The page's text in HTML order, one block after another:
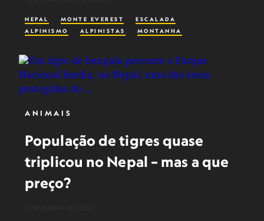
NEPAL MONTE EVEREST
ESCALADA
ALPINISMO
ALPINISTAS MONTANHA
ANIMAIS
População de tigres quase
triplicou no Nepal – mas a que
preço?